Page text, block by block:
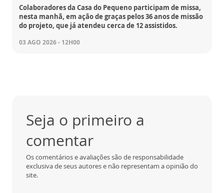
Colaboradores da Casa do Pequeno participam de missa,
nesta manhã, em ação de graças pelos 36 anos de missão
do projeto, que já atendeu cerca de 12 assistidos.
03 AGO 2026 - 12H00
Seja o primeiro a
comentar
Os comentários e avaliações são de responsabilidade
exclusiva de seus autores e não representam a opinião do
site.